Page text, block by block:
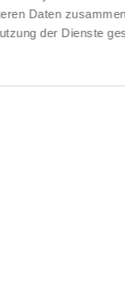
Daten
der Dienste